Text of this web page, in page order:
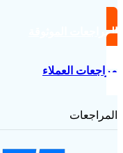
المراجعات الموثوقة
مراجعات العملاء
المراجعات